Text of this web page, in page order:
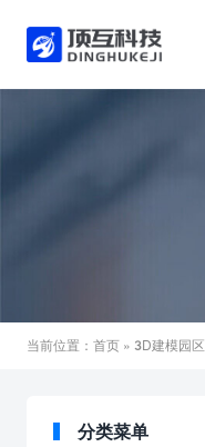
当前位置： 首页 » 3D建模园区
分类菜单